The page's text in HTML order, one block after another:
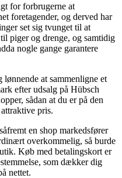
for forbrugerne at
foretagender, og derved har
set sig tvunget til at
piger og drenge, og samtidig
nogle gange garantere
at sammenligne et
efter udsalg på Hübsch
sådan at du er på den
pris.
en shop markedsfører
overkommelig, så burde
Køb med betalingskort er
som dækker dig
nettet.